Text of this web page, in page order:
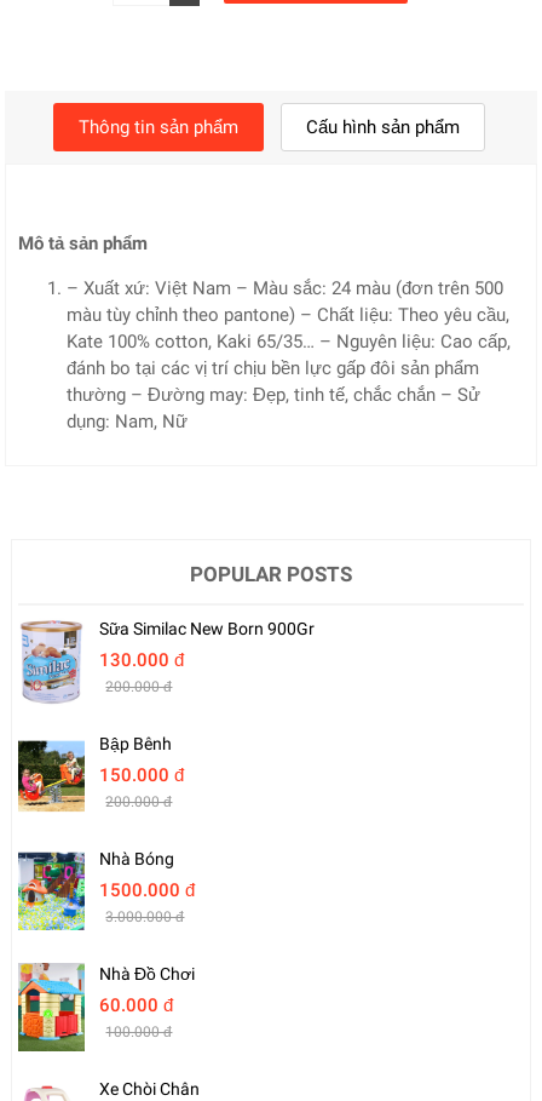
Thông tin sản phẩm Cấu hình sản phẩm
Mô tả sản phẩm
– Xuất xứ: Việt Nam – Màu sắc: 24 màu (đơn trên 500
màu tùy chỉnh theo pantone) – Chất liệu: Theo yêu cầu,
Kate 100% cotton, Kaki 65/35… – Nguyên liệu: Cao cấp,
đánh bo tại các vị trí chịu bền lực gấp đôi sản phẩm
thường – Đường may: Đẹp, tinh tế, chắc chắn – Sử
dụng: Nam, Nữ
POPULAR POSTS
Sữa Similac New Born 900Gr
130.000 đ
200.000 đ
Bập Bênh
150.000 đ
200.000 đ
Nhà Bóng
1500.000 đ
3.000.000 đ
Nhà Đồ Chơi
60.000 đ
100.000 đ
Xe Chòi Chân